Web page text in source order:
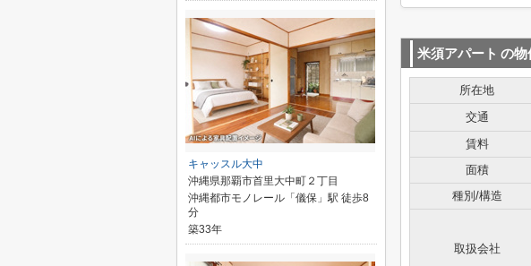
米須アパート の物
所在地
交通
賃料
面積
種別/構造
取扱会社
キャッスル大中
沖縄県那覇市首里大中町２丁目
沖縄都市モノレール「儀保」駅 徒歩8
分
築33年